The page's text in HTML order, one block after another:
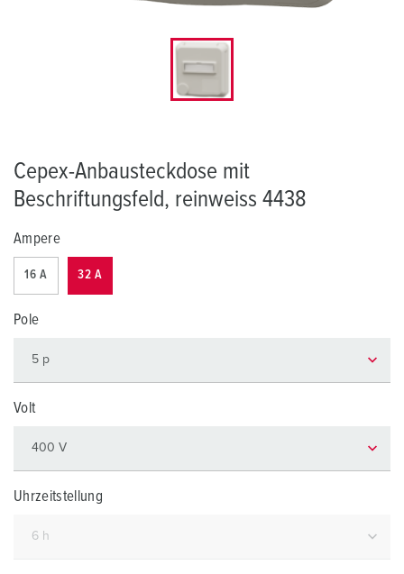
Cepex-Anbausteckdose mit
Beschriftungsfeld, reinweiss 4438
Ampere
16 A 32 A
Pole
Volt
Uhrzeitstellung